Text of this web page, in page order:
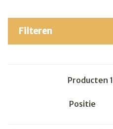
Filteren
Producten 1
Sorteer op: